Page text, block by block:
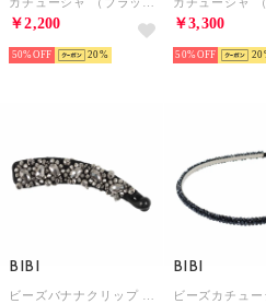
￥2,200
50% 20
￥3,300
50% 20
BIBI BIBI